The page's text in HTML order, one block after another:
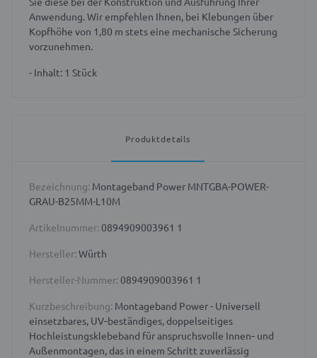
Anwendung. Wir empfehlen Ihnen, bei Klebungen über
Kopfhöhe von 1,80 m stets eine mechanische Sicherung
vorzunehmen.
- Inhalt: 1 Stück
Produktdetails
Bezeichnung: Montageband Power MNTGBA-POWER-
GRAU-B25MM-L10M
Artikelnummer: 0894909003961 1
Hersteller: Würth
Hersteller-Nummer: 0894909003961 1
Kurzbeschreibung: Montageband Power - Universell
einsetzbares, UV‑beständiges, doppelseitiges
Hochleistungsklebeband für anspruchsvolle Innen‑ und
Außenmontagen, das in einem Schritt zuverlässig